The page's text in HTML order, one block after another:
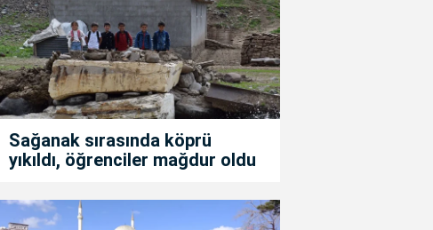
Sağanak sırasında köprü
yıkıldı, öğrenciler mağdur oldu